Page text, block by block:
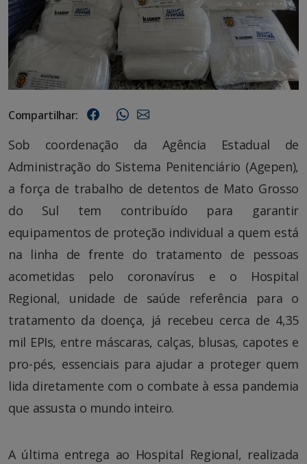
Compartilhar:
Sob coordenação da Agência Estadual de
Administração do Sistema Penitenciário (Agepen),
a força de trabalho de detentos de Mato Grosso
do Sul tem contribuído para garantir
equipamentos de proteção individual a quem está
na linha de frente do tratamento de pessoas
acometidas pelo coronavírus e o Hospital
Regional, unidade de saúde referência para o
tratamento da doença, já recebeu cerca de 4,35
mil EPIs, entre máscaras, calças, blusas, capotes e
pro-pés, essenciais para ajudar a proteger quem
lida diretamente com o combate à essa pandemia
que assusta o mundo inteiro.
A última entrega ao Hospital Regional, realizada